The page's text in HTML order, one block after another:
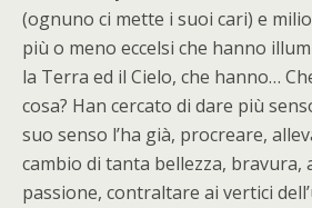
(ognuno ci mette i suoi cari) e
più o meno eccelsi che hanno
la Terra ed il Cielo, che hanno…
cosa? Han cercato di dare più
suo senso l’ha già, procreare,
cambio di tanta bellezza, bravura,
passione, contraltare ai vertici